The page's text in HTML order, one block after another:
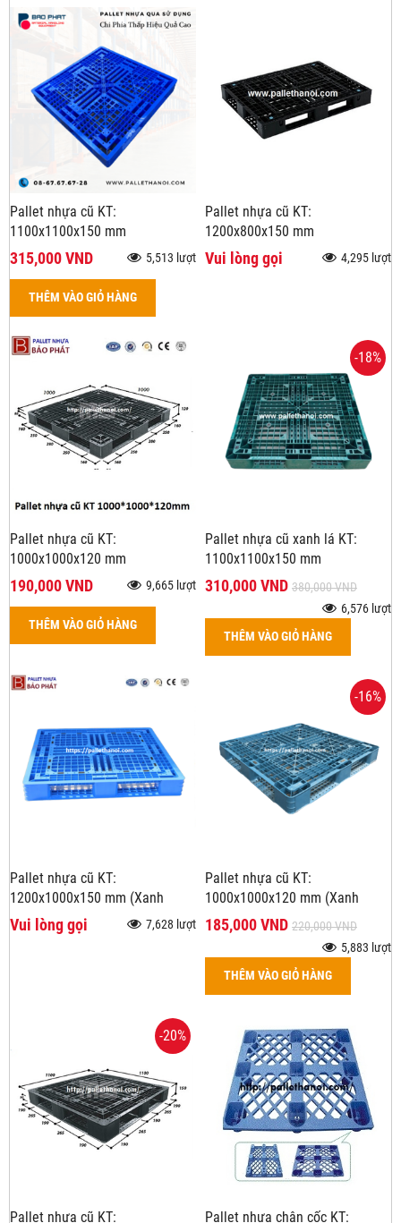
Pallet nhựa cũ KT:
1100x1100x150 mm
315,000 VND 5,513 lượt
THÊM VÀO GIỎ HÀNG
Pallet nhựa cũ KT:
1200x800x150 mm
Vui lòng gọi 4,295 lượt
Pallet nhựa cũ KT:
1000x1000x120 mm
190,000 VND 9,665 lượt
THÊM VÀO GIỎ HÀNG
-18%
Pallet nhựa cũ xanh lá KT:
1100x1100x150 mm
310,000 VND 380,000 VND
6,576 lượt
THÊM VÀO GIỎ HÀNG
Pallet nhựa cũ KT:
1200x1000x150 mm (Xanh
Dương Nặng 14Kg)
Vui lòng gọi 7,628 lượt
-16%
Pallet nhựa cũ KT:
1000x1000x120 mm (Xanh
Dương)
185,000 VND 220,000 VND
5,883 lượt
THÊM VÀO GIỎ HÀNG
-20%
Pallet nhựa cũ KT:
Pallet nhựa chân cốc KT: